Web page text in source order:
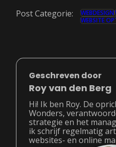
Post Categorie: WEBDESIGN
WEBSITE
Geschreven door
Roy van den Berg
Hi! Ik ben Roy. De
Wonders,
strategie en het
ik schrijf regelmatig
websites- en online